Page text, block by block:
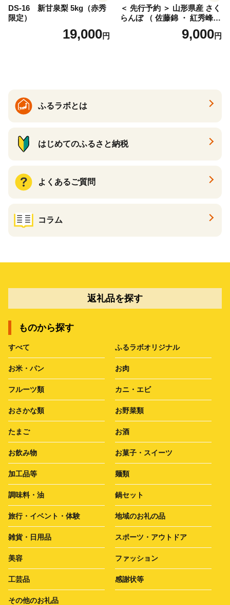
DS-16 新甘泉梨 5kg（赤秀
限定）
19,000円
＜ 先行予約 ＞ 山形県産 さく
らんぼ （ 佐藤錦 ・ 紅秀峰
） ご家庭用 M以上 700g 【20
26年6月下旬から7月上旬発
9,000円
ふるラボとは
はじめてのふるさと納税
よくあるご質問
コラム
返礼品を探す
ものから探す
すべて ふるラボオリジナル
お米・パン お肉
フルーツ類 カニ・エビ
おさかな類 お野菜類
たまご お酒
お飲み物 お菓子・スイーツ
加工品等 麺類
調味料・油 鍋セット
旅行・イベント・体験 地域のお礼の品
雑貨・日用品 スポーツ・アウトドア
美容 ファッション
工芸品 感謝状等
その他のお礼品